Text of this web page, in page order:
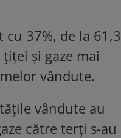
37%, de la 61,3
și gaze mai
vândute.
vândute au
către terți s-au